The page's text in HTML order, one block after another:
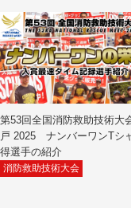
第53回全国消防救助技術大
戸 2025 ナンバーワンTシ
得選手の紹介
消防救助技術大会